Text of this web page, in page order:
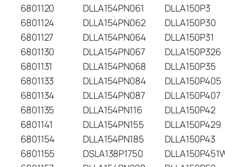
6801120
DLLA154PN061
DLLA150P3
6801124
DLLA154PN062
DLLA150P30
6801127
DLLA154PN064
DLLA150P31
6801130
DLLA154PN067
DLLA150P326
6801131
DLLA154PN068
DLLA150P35
6801133
DLLA154PN084
DLLA150P405
6801134
DLLA154PN087
DLLA150P407
6801135
DLLA154PN116
DLLA150P42
6801141
DLLA154PN155
DLLA150P429
6801154
DLLA154PN185
DLLA150P43
6801155
DSLA138P1750